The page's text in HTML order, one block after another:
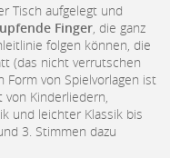
Tisch aufgelegt und
Finger , die ganz
folgen können, die
(das nicht verrutschen
von Spielvorlagen ist
Kinderliedern,
und leichter Klassik bis
3. Stimmen dazu